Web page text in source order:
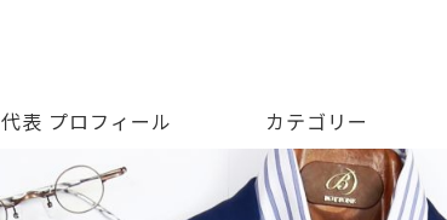
代表 プロフィール カテゴリー